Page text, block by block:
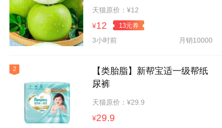
天猫原价：¥12
¥12 13元券
3小时前 月销10000
2
【类胎脂】新帮宝适一级帮纸
尿裤
天猫原价：¥29.9
¥29.9